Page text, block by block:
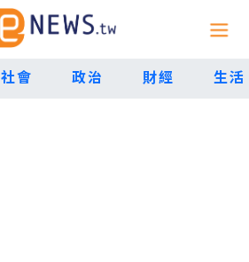
社會 政治 財經 生活